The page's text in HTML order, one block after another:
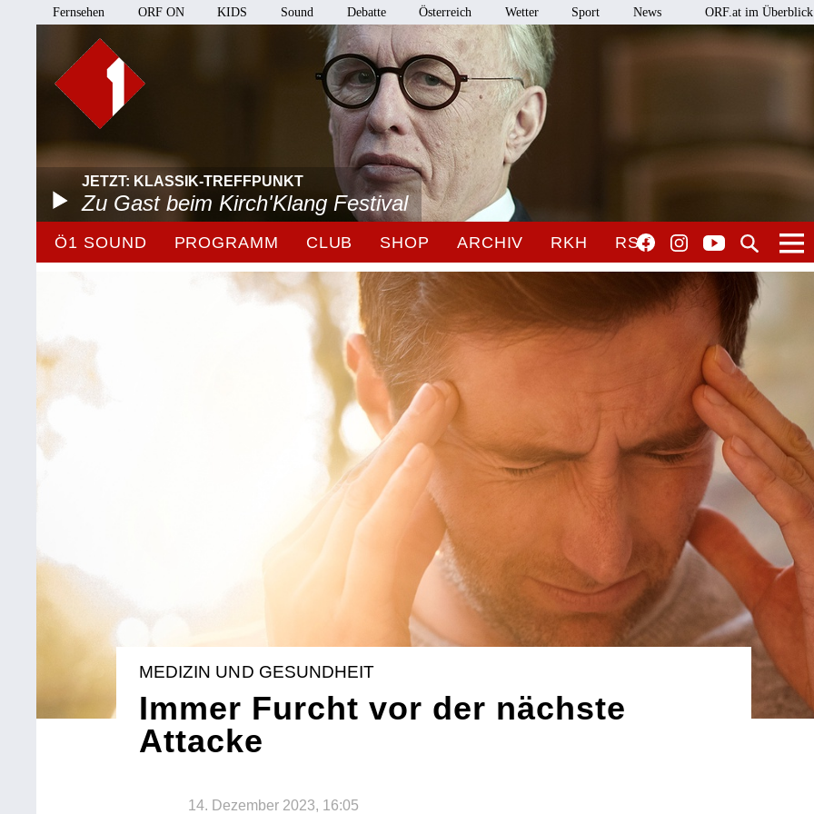
Fernsehen ORF ON KIDS Sound Debatte Österreich Wetter Sport News ORF.at im Überblick
JETZT: KLASSIK-TREFFPUNKT
Zu Gast beim Kirch'Klang Festival
Ö1 SOUND PROGRAMM CLUB SHOP ARCHIV RKH RSO
MEDIZIN UND GESUNDHEIT
Immer Furcht vor der nächste
Attacke
14. Dezember 2023, 16:05